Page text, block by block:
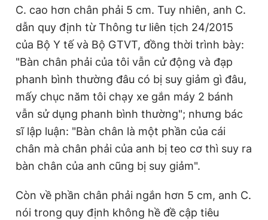
C. cao hơn chân phải 5 cm. Tuy nhiên, anh C.
dẫn quy định từ Thông tư liên tịch 24/2015
của Bộ Y tế và Bộ GTVT, đồng thời trình bày:
"Bàn chân phải của tôi vẫn cử động và đạp
phanh bình thường đâu có bị suy giảm gì đâu,
mấy chục năm tôi chạy xe gắn máy 2 bánh
vẫn sử dụng phanh bình thường"; nhưng bác
sĩ lập luận: "Bàn chân là một phần của cái
chân mà chân phải của anh bị teo cơ thì suy ra
bàn chân của anh cũng bị suy giảm".
Còn về phần chân phải ngắn hơn 5 cm, anh C.
nói trong quy định không hề đề cập tiêu